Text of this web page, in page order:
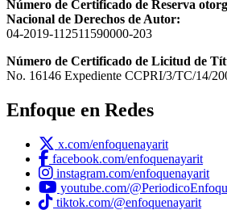
Número de Certificado de Reserva
Nacional de Derechos de Autor:
04-2019-112511590000-203
Número de Certificado de Licitud de
No. 16146 Expediente CCPRI/3/TC/14/
Enfoque en Redes
x.com/enfoquenayarit
facebook.com/enfoquenayarit
instagram.com/enfoquenayarit
youtube.com/
tiktok.com/@enfoquenayarit